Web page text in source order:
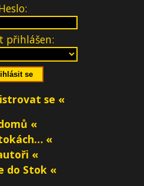
přihlášen:
se «
«
«
«
do Stok «